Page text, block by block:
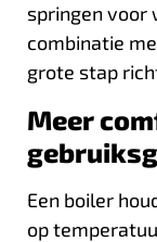
springen voor
combinatie
grote stap
Meer
Een boiler
op